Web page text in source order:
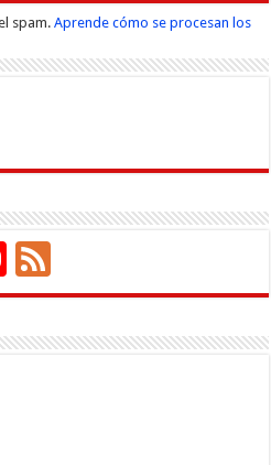
spam.Aprende cómo se procesan los
YouTube
Channel